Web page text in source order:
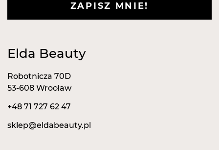
ZAPISZ MNIE!
Elda Beauty
Robotnicza 70D
53-608 Wrocław
+48 71 727 62 47
sklep@eldabeauty.pl